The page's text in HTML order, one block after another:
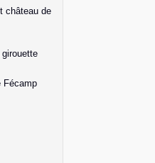
château de
Fécamp